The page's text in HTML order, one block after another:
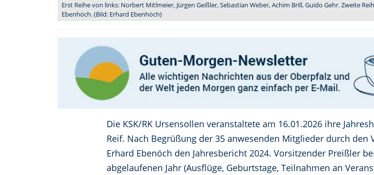
Erst Reihe von links: Norbert Mitlmeier, Jürgen Geißler, Sebastian Weber, Achim Brill, Guido Gehr. Zweite
Ebenhöch. (Bild: Erhard Ebenhöch)
Die KSK/RK Ursensollen veranstaltete am 16.01.2026 ihre
Reif. Nach Begrüßung der 35 anwesenden Mitglieder durch
Erhard Ebenöch den Jahresbericht 2024. Vorsitzender Preißler
abgelaufenen Jahr (Ausflüge, Geburtstage, Teilnahmen an